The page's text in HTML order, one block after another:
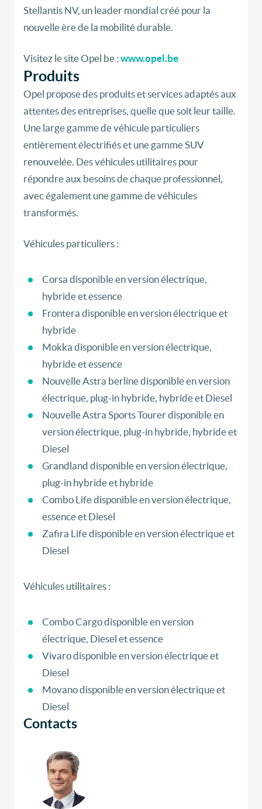
Stellantis NV, un leader mondial créé pour la
nouvelle ère de la mobilité durable.
Visitez le site Opel be : www.opel.be
Produits
Opel propose des produits et services adaptés aux
attentes des entreprises, quelle que soit leur taille.
Une large gamme de véhicule particuliers
entièrement électrifiés et une gamme SUV
renouvelée. Des véhicules utilitaires pour
répondre aux besoins de chaque professionnel,
avec également une gamme de véhicules
transformés.
Véhicules particuliers :
Corsa disponible en version électrique,
hybride et essence
Frontera disponible en version électrique et
hybride
Mokka disponible en version électrique,
hybride et essence
Nouvelle Astra berline disponible en version
électrique, plug-in hybride, hybride et Diesel
Nouvelle Astra Sports Tourer disponible en
version électrique, plug-in hybride, hybride et
Diesel
Grandland disponible en version électrique,
plug-in hybride et hybride
Combo Life disponible en version électrique,
essence et Diesel
Zafira Life disponible en version électrique et
Diesel
Véhicules utilitaires :
Combo Cargo disponible en version
électrique, Diesel et essence
Vivaro disponible en version électrique et
Diesel
Movano disponible en version électrique et
Diesel
Contacts